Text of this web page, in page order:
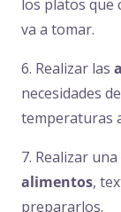
los platos que
va a tomar.
6. Realizar las
necesidades
temperaturas
7. Realizar una
alimentos,
prepararlos.